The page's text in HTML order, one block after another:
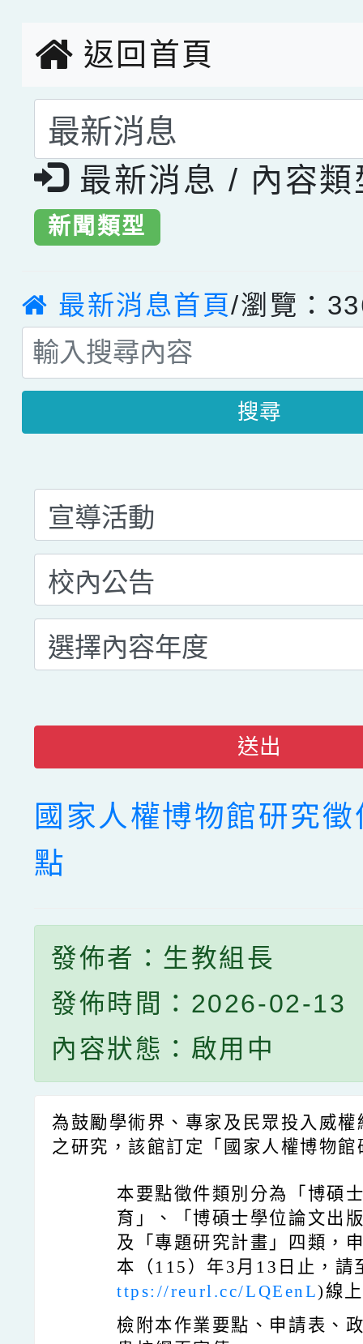
返回首頁
選擇後頁面內容會更
最新消息 / 內容類
新聞類型
最新消息首頁/瀏覽：
搜尋
送出
國家人權博物館研究
點
發佈者：生教組長
發佈時間：2026-02-13
內容狀態：啟用中
為鼓勵學術界、專家及民眾投入威
之研究，該館訂定「國家人權博物
本要點徵件類別分為「博碩
育」、「博碩士學位論文出
及「專題研究計畫」四類，
本（115）年3月13日止，請
ttps://reurl.cc/LQEenL)線
檢附本作業要點、申請表、